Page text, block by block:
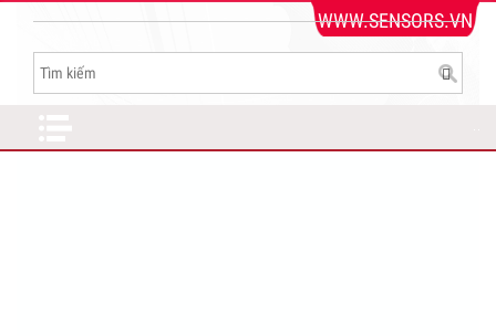
WWW.SENSORS.VN